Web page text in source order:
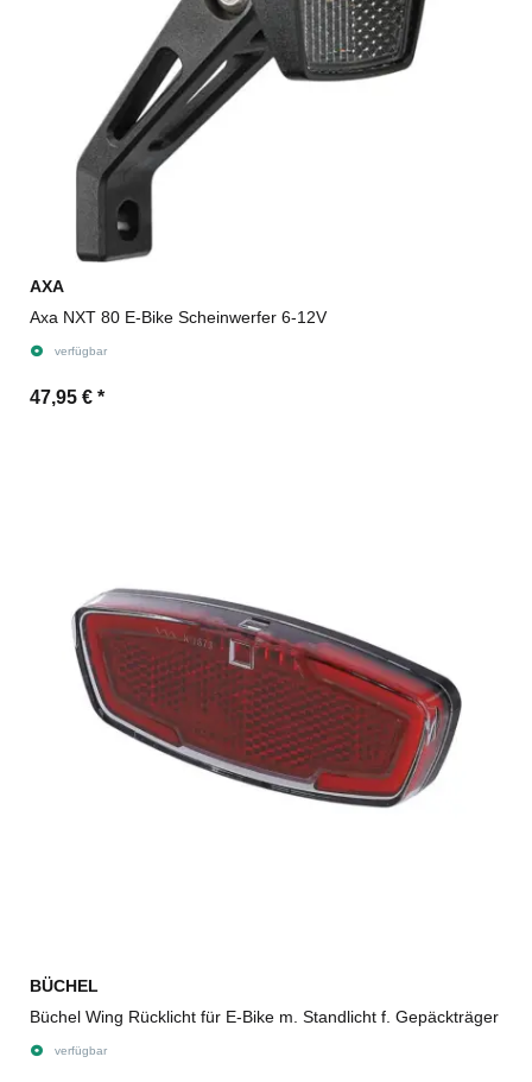
AXA
Axa NXT 80 E-Bike Scheinwerfer 6-12V
verfügbar
47,95 € *
BÜCHEL
Büchel Wing Rücklicht für E-Bike m. Standlicht f. Gepäckträger
verfügbar